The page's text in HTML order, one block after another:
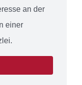
an der
einer